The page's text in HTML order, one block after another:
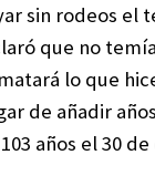
sin rodeos el
que no
lo que
de añadir
años el 30